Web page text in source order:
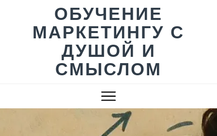
ОБУЧЕНИЕ
МАРКЕТИНГУ С
ДУШОЙ И
СМЫСЛОМ